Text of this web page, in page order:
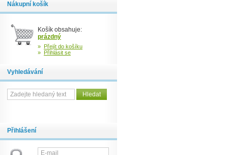
Nákupní košík
Košík obsahuje:
prázdný
» Přejít do košíku
» Přihlásit se
Vyhledávání
Přihlášení